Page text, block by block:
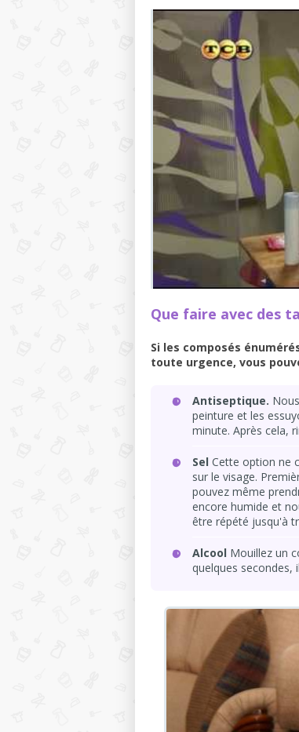
Que faire avec des
Si les composés
toute urgence, vous
Antiseptique.
peinture et les
minute. Après cela,
Sel Cette option ne
sur le visage.
pouvez même
encore humide et
être répété jusqu'à
Alcool Mouillez un
quelques secondes,